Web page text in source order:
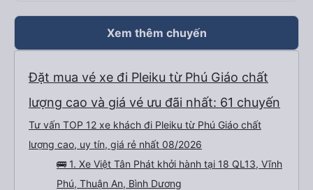
tốt nhưng tui chuyên gia đặt vé on nên nói chung tuỵt zời sau này sẽ là
Xem thêm chuyến
Đặt mua vé xe đi Pleiku từ Phú Giáo chất
lượng cao và giá vé ưu đãi nhất: 61 chuyến
Tư vấn TOP 12 xe khách đi Pleiku từ Phú Giáo chất
lượng cao, uy tín, giá rẻ nhất 08/2026
🚌 1. Xe Việt Tân Phát khởi hành tại 18 QL13, Vĩnh
Phú, Thuận An, Bình Dương